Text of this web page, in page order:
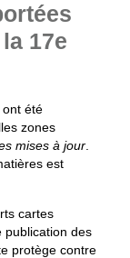
17e
ont été
zones
mises à jour.
est
cartes
publication des
protège contre